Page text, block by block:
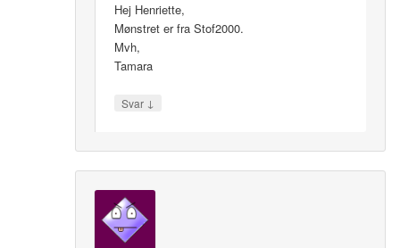
Hej Henriette,
Mønstret er fra Stof2000.
Mvh,
Tamara
Svar ↓